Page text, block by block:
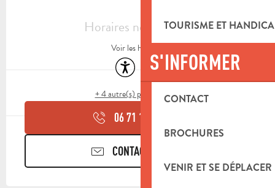
TOURISME ET
S'INFORMER
CONTACT
BROCHURES
VENIR ET SE DÉPLACER
Horaires non définis
Voir les horaires
AccessibilitéAnimaux acceptés
+ 4 autre(s) prestation(s)
06 71 11 29
CONTACTEZ-NOUS